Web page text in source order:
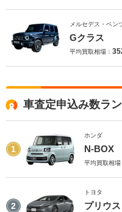
メルセデス・ベン
Gクラス
平均買取相場：
車査定申込み数ラ
1
ホンダ
N-BOX
平均買取相場
2
トヨタ
プリウス